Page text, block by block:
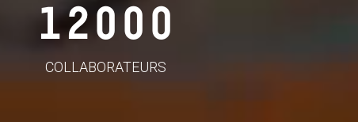
12000
COLLABORATEURS